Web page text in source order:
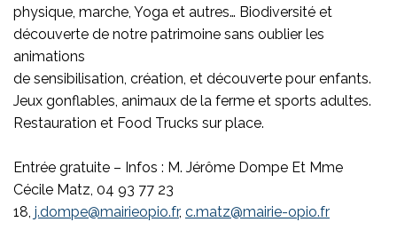
physique, marche, Yoga et autres… Biodiversité et
découverte de notre patrimoine sans oublier les
animations
de sensibilisation, création, et découverte pour enfants.
Jeux gonflables, animaux de la ferme et sports adultes.
Restauration et Food Trucks sur place.
Entrée gratuite – Infos : M. Jérôme Dompe Et Mme
Cécile Matz, 04 93 77 23
18, j.dompe@mairieopio.fr, c.matz@mairie-opio.fr